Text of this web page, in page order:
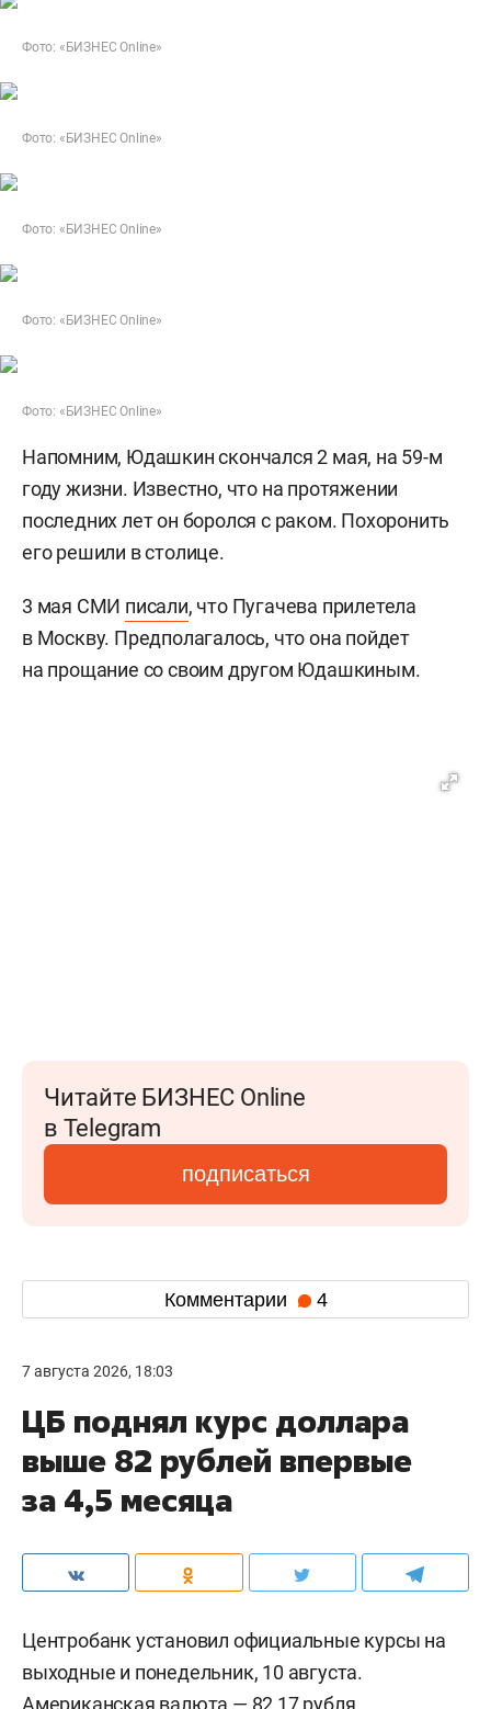
Фото: «БИЗНЕС Online»
Фото: «БИЗНЕС Online»
Фото: «БИЗНЕС Online»
Фото: «БИЗНЕС Online»
Фото: «БИЗНЕС Online»
Напомним, Юдашкин скончался 2 мая, на 59-м
году жизни. Известно, что на протяжении
последних лет он боролся с раком. Похоронить
его решили в столице.
3 мая СМИ писали, что Пугачева прилетела
в Москву. Предполагалось, что она пойдет
на прощание со своим другом Юдашкиным.
Читайте БИЗНЕС Online
в Telegram
подписаться
Комментарии 4
7 августа 2026, 18:03
ЦБ поднял курс доллара
выше 82 рублей впервые
за 4,5 месяца
Центробанк установил официальные курсы на
выходные и понедельник, 10 августа.
Американская валюта — 82,17 рубля,